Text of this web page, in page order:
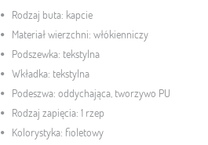
Rodzaj buta: kapcie
Materiał wierzchni: włókienniczy
Podszewka: tekstylna
Wkładka: tekstylna
Podeszwa: oddychająca, tworzywo PU
Rodzaj zapięcia: 1 rzep
Kolorystyka: fioletowy